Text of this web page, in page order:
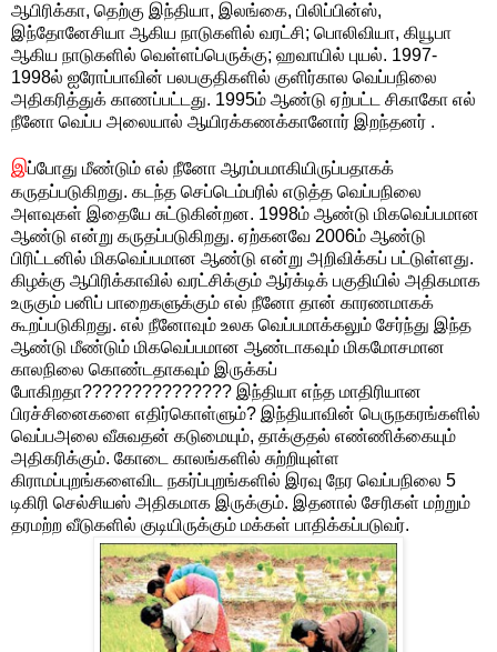
ஆபிரிக்கா, தெற்கு இந்தியா, இலங்கை, பிலிப்பின்ஸ்,
இந்தோனேசியா ஆகிய நாடுகளில் வரட்சி; பொலிவியா, கியூபா
ஆகிய நாடுகளில் வெள்ளப்பெருக்கு; ஹவாயில் புயல். 1997-
1998ல் ஐரோப்பாவின் பலபகுதிகளில் குளிர்கால வெப்பநிலை
அதிகரித்துக் காணப்பட்டது. 1995ம் ஆண்டு ஏற்பட்ட சிகாகோ எல்
நீனோ வெப்ப அலையால் ஆயிரக்கணக்கானோர் இறந்தனர் .
இப்போது மீண்டும் எல் நீனோ ஆரம்பமாகியிருப்பதாகக்
கருதப்படுகிறது. கடந்த செப்டெம்பரில் எடுத்த வெப்பநிலை
அளவுகள் இதையே சுட்டுகின்றன. 1998ம் ஆண்டு மிகவெப்பமான
ஆண்டு என்று கருதப்படுகிறது. ஏற்கனவே 2006ம் ஆண்டு
பிரிட்டனில் மிகவெப்பமான ஆண்டு என்று அறிவிக்கப் பட்டுள்ளது.
கிழக்கு ஆபிரிக்காவில் வரட்சிக்கும் ஆர்க்டிக் பகுதியில் அதிகமாக
உருகும் பனிப் பாறைகளுக்கும் எல் நீனோ தான் காரணமாகக்
கூறப்படுகிறது. எல் நீனோவும் உலக வெப்பமாக்கலும் சேர்ந்து இந்த
ஆண்டு மீண்டும் மிகவெப்பமான ஆண்டாகவும் மிகமோசமான
காலநிலை கொண்டதாகவும் இருக்கப்
போகிறதா??????????????? இந்தியா எந்த மாதிரியான
பிரச்சினைகளை எதிர்கொள்ளும்? இந்தியாவின் பெருநகரங்களில்
வெப்பஅலை வீசுவதன் கடுமையும், தாக்குதல் எண்ணிக்கையும்
அதிகரிக்கும். கோடை காலங்களில் சுற்றியுள்ள
கிராமப்புறங்களைவிட நகர்ப்புறங்களில் இரவு நேர வெப்பநிலை 5
டிகிரி செல்சியஸ் அதிகமாக இருக்கும். இதனால் சேரிகள் மற்றும்
தரமற்ற வீடுகளில் குடியிருக்கும் மக்கள் பாதிக்கப்படுவர்.